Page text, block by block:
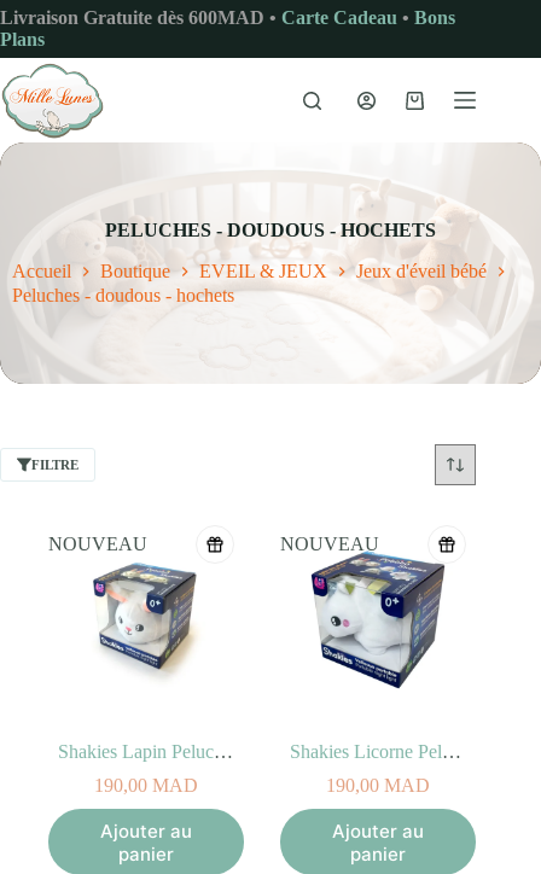
Passer
au
contenu
Livraison Gratuite dès 600MAD • Carte Cadeau • Bons
Plans
Panier
PELUCHES - DOUDOUS - HOCHETS
Accueil Boutique EVEIL & JEUX
Jeux d'éveil bébé
Peluches - doudous - hochets
FILTRE
NOUVEAU
Shakies Lapin Peluche Lumineuse
190,00 MAD
Ajouter au
panier
NOUVEAU
Shakies Licorne Peluche Lumineuse
190,00 MAD
Ajouter au
panier